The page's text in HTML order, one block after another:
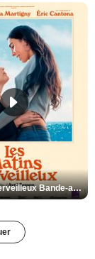
Les Matins merveilleux Bande-annonce VF